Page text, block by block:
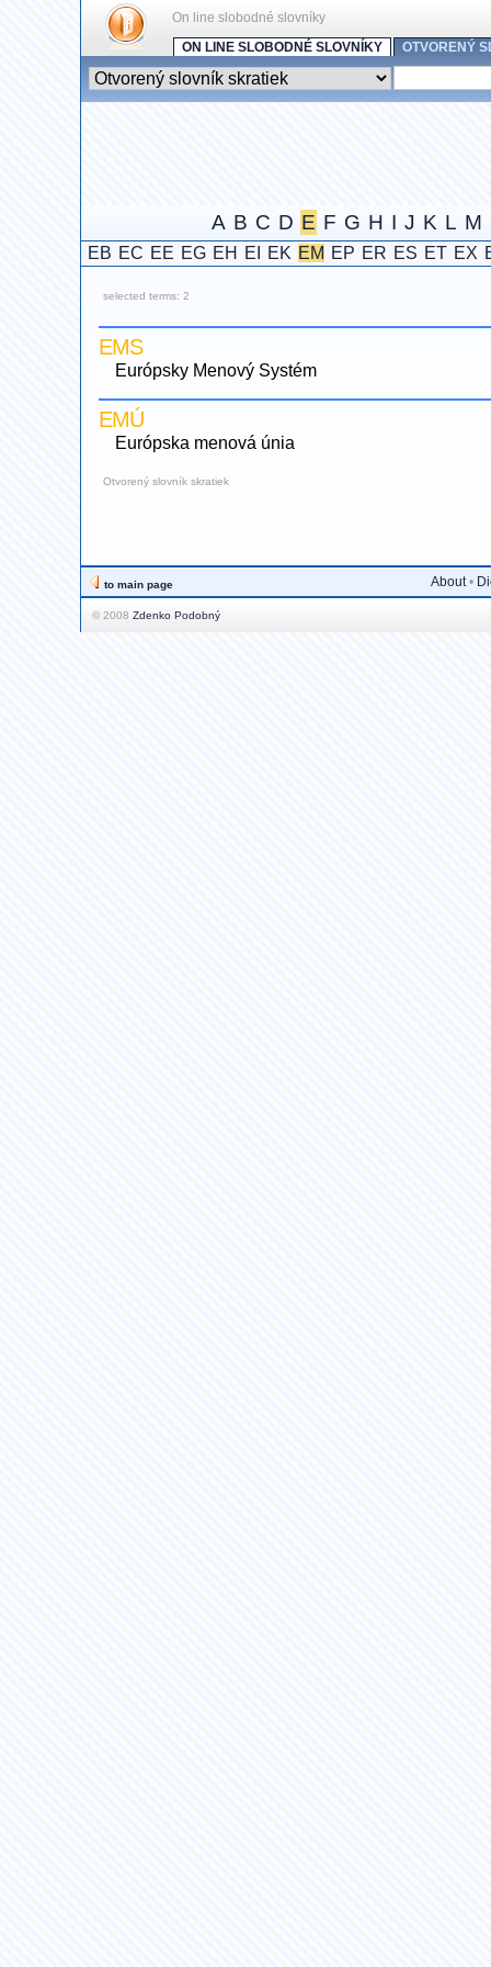
On line slobodné slovníky
ON LINE SLOBODNÉ SLOVNÍKY
OTVORENÝ
A B C D E F G H I J K L M
EB EC EE EG EH EI EK EM EP ER ES ET EX
selected terms: 2
EMS
Európsky Menový Systém
EMÚ
Európska menová únia
Otvorený slovník skratiek
to main page About•
© 2008 Zdenko Podobný